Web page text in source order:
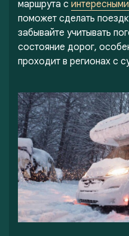
маршрута с
поможет сделать
забывайте учитывать
состояние дорог,
проходит в регионах с